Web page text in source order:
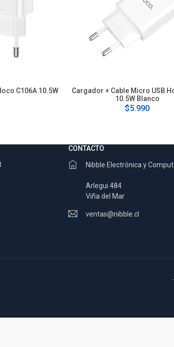
C106A 10.5W
Cargador + Cable Micro USB
10.5W Blanco
$5.990
CONTACTO
Nibble Electrónica y
Arlegui 484
Viña del Mar
ventas@nibble.cl